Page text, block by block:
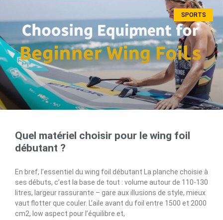
SPORTS
Quel matériel choisir pour le wing foil
débutant ?
En bref, l’essentiel du wing foil débutant La planche choisie à
ses débuts, c’est la base de tout : volume autour de 110-130
litres, largeur rassurante – gare aux illusions de style, mieux
vaut flotter que couler. L’aile avant du foil entre 1500 et 2000
cm2, low aspect pour l’équilibre et,